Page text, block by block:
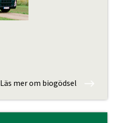
Läs mer om biogödsel